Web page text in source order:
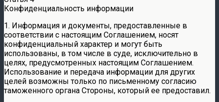
Конфиденциальность информации
1. Информация и документы, предоставленные в
соответствии с настоящим Соглашением, носят
конфиденциальный характер и могут быть
использованы, в том числе в суде, исключительно в
целях, предусмотренных настоящим Соглашением.
Использование и передача информации для других
целей возможны только по письменному согласию
таможенного органа Стороны, который ее предоставил.